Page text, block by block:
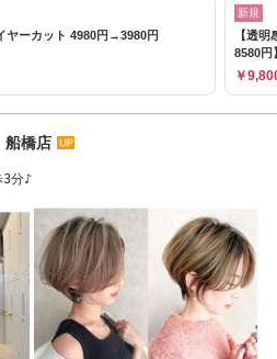
ヤーカット 4980円→3980円
新規
【透
8580円
￥
船橋店
3分♪